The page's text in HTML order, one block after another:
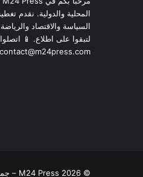
المحلية والدولية. نقدم
السياسة والاقتصاد والرياضة
لتبقوا على اطلاع. 📱 اتصلوا
contact@m24press.com
© 2026 M24 Press – جميع الحقوق محفوظة.